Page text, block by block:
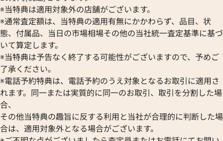
ルイ・ヴィトン モノグラム ベルト PVC
M6800
参考買取価格
13,000円
2026年5月3日時点
ルイ・ヴィトン
チュールエリプ
参考買取価格
2025年9月3日時点
※当特典は適用対象外の店舗がございます。
※通常査定額は、当特典の適用有無にかかわらず、品目、状
態、付属品、当日の市場相場その他の当社統一査定基準に基づ
いて算定します。
※当特典は予告なく終了する可能性がございますので、予めご
了承ください。
※電話予約特典は、電話予約のうえ対象となるお取引に適用さ
れます。同一または実質的に同一のお取引、取引を分割した場
合、
その他当特典の趣旨に反する利用と当社が合理的に判断した場
合は、適用対象外となる場合がございます。